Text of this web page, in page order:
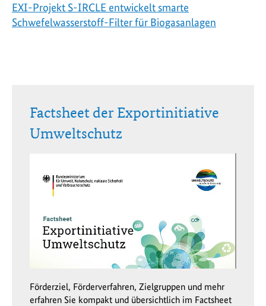
EXI-Projekt S-IRCLE entwickelt smarte
Schwefelwasserstoff-Filter für Biogasanlagen
Factsheet der Exportinitiative
Umweltschutz
Förderziel, Förderverfahren, Zielgruppen und mehr
erfahren Sie kompakt und übersichtlich im Factsheet